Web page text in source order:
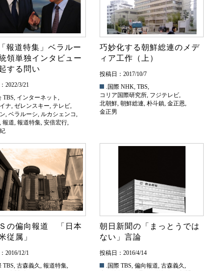
報道特集」ベラルー
領単独インタビュー
する問い
2022/3/21
TBS, インターネット ,
ナ, ゼレンスキー, テレビ,
, ベラルーシ, ルカシェンコ,
, 報道, 報道特集, 安倍宏行,
巧妙化する朝鮮総連のメデ
ィア工作（上）
投稿日：2017/10/7
.国際 NHK, TBS,
コリア国際研究所, フジテレビ,
北朝鮮, 朝鮮総連, 朴斗鎮, 金正恩,
金正男
の偏向報道 「日本
従属」
2016/12/1
TBS, 古森義久, 報道特集,
朝日新聞の「まっとうでは
ない」言論
投稿日：2016/4/14
.国際 TBS, 偏向報道, 古森義久,